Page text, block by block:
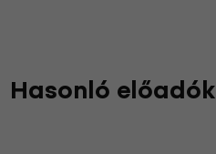
Hasonló előadók